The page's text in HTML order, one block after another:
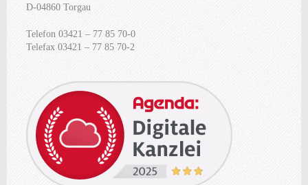
D-04860 Torgau
Telefon 03421 – 77 85 70-0
Telefax 03421 – 77 85 70-2